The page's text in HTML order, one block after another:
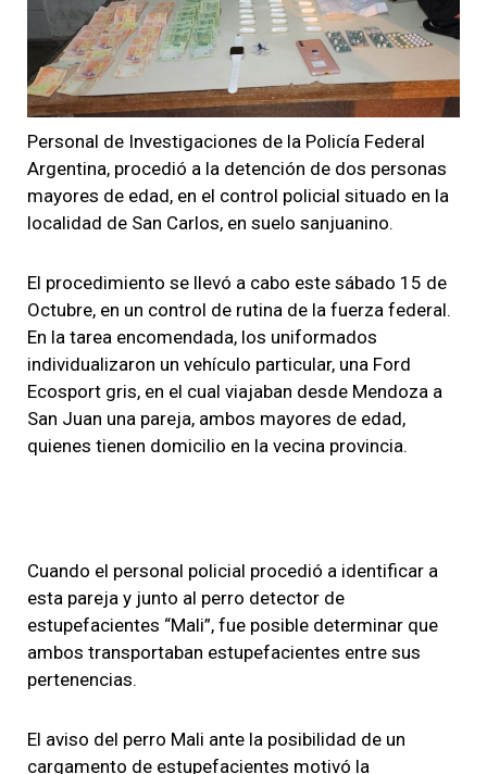
Personal de Investigaciones de la Policía Federal
Argentina, procedió a la detención de dos personas
mayores de edad, en el control policial situado en la
localidad de San Carlos, en suelo sanjuanino.
El procedimiento se llevó a cabo este sábado 15 de
Octubre, en un control de rutina de la fuerza federal.
En la tarea encomendada, los uniformados
individualizaron un vehículo particular, una Ford
Ecosport gris, en el cual viajaban desde Mendoza a
San Juan una pareja, ambos mayores de edad,
quienes tienen domicilio en la vecina provincia.
Cuando el personal policial procedió a identificar a
esta pareja y junto al perro detector de
estupefacientes “Mali”, fue posible determinar que
ambos transportaban estupefacientes entre sus
pertenencias.
El aviso del perro Mali ante la posibilidad de un
cargamento de estupefacientes motivó la